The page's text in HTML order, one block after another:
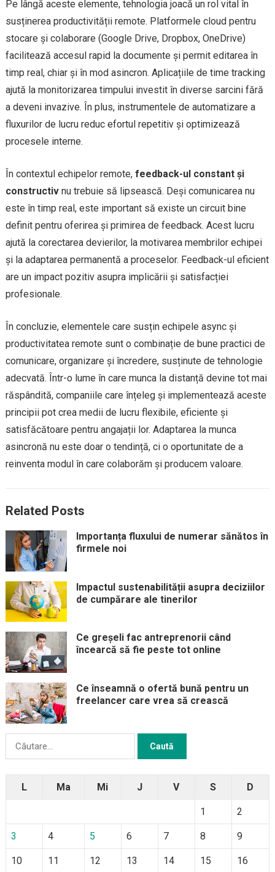
Pe lângă aceste elemente, tehnologia joacă un rol vital în
susținerea productivității remote. Platformele cloud pentru
stocare și colaborare (Google Drive, Dropbox, OneDrive)
facilitează accesul rapid la documente și permit editarea în
timp real, chiar și în mod asincron. Aplicațiile de time tracking
ajută la monitorizarea timpului investit în diverse sarcini fără
a deveni invazive. În plus, instrumentele de automatizare a
fluxurilor de lucru reduc efortul repetitiv și optimizează
procesele interne.
În contextul echipelor remote, feedback-ul constant și
constructivnu trebuie să lipsească. Deși comunicarea nu
este în timp real, este important să existe un circuit bine
definit pentru oferirea și primirea de feedback. Acest lucru
ajută la corectarea devierilor, la motivarea membrilor echipei
și la adaptarea permanentă a proceselor. Feedback-ul eficient
are un impact pozitiv asupra implicării și satisfacției
profesionale.
În concluzie, elementele care susțin echipele async și
productivitatea remote sunt o combinație de bune practici de
comunicare, organizare și încredere, susținute de tehnologie
adecvată. Într-o lume în care munca la distanță devine tot mai
răspândită, companiile care înțeleg și implementează aceste
principii pot crea medii de lucru flexibile, eficiente și
satisfăcătoare pentru angajații lor. Adaptarea la munca
asincronă nu este doar o tendință, ci o oportunitate de a
reinventa modul în care colaborăm și producem valoare.
Related Posts
Importanța fluxului de numerar sănătos în
firmele noi
Impactul sustenabilității asupra deciziilor
de cumpărare ale tinerilor
Ce greșeli fac antreprenorii când
încearcă să fie peste tot online
Ce înseamnă o ofertă bună pentru un
freelancer care vrea să crească
L Ma Mi J V S D
1 2
3 4 5 6 7 8 9
10 11 12 13 14 15 16